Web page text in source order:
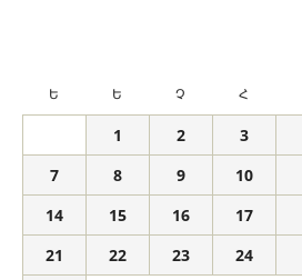
Ե Ե Չ Հ
1 2 3
7
8 9 10
14
15 16 17
21
22 23 24